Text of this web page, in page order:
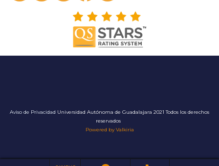
Aviso de Privacidad Universidad Autónoma de Guadalajara 2021 Todos los derechos
reservados
Powered by Valkiria